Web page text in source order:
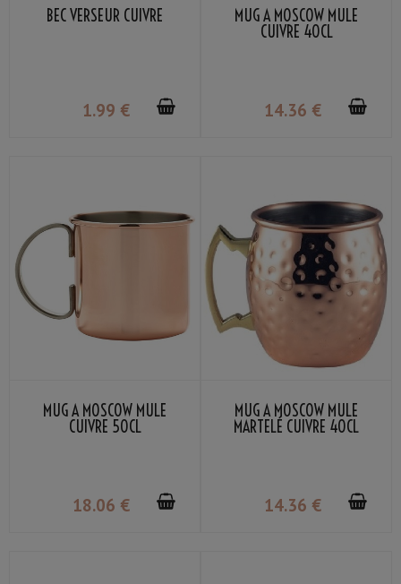
BEC VERSEUR CUIVRE
1.99 €
MUG À MOSCOW MULE
CUIVRE 40CL
14.36 €
MUG À MOSCOW MULE
CUIVRE 50CL
18.06 €
MUG À MOSCOW MULE
MARTELÉ CUIVRE 40CL
14.36 €